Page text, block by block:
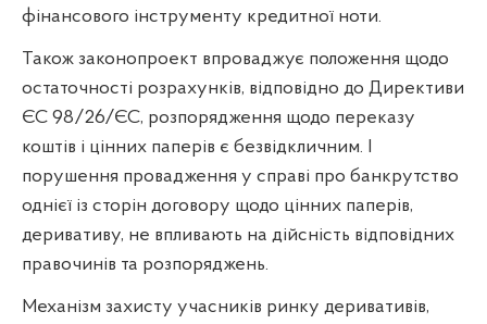
фінансового інструменту кредитної ноти.
Також законопроект впроваджує положення щодо
остаточності розрахунків, відповідно до Директиви
ЄС 98/26/ЄС, розпорядження щодо переказу
коштів і цінних паперів є безвідкличним. І
порушення провадження у справі про банкрутство
однієї із сторін договору щодо цінних паперів,
деривативу, не впливають на дійсність відповідних
правочинів та розпоряджень.
Механізм захисту учасників ринку деривативів,